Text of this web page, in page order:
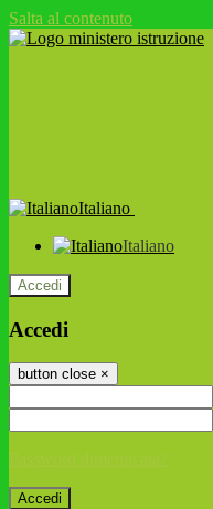
Salta al contenuto
Italiano
Italiano
Accedi
Accedi
button close ×